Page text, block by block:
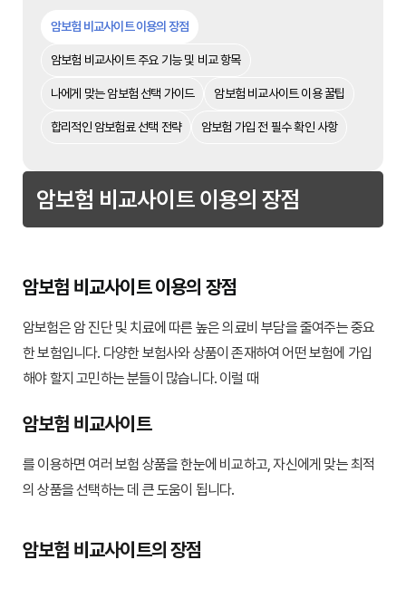
암보험 비교사이트 이용의 장점
암보험 비교사이트 주요 기능 및 비교 항목
나에게 맞는 암보험 선택 가이드 암보험 비교사이트 이용 꿀팁
합리적인 암보험료 선택 전략 암보험 가입 전 필수 확인 사항
암보험 비교사이트 이용의 장점
암보험 비교사이트 이용의 장점
암보험은 암 진단 및 치료에 따른 높은 의료비 부담을 줄여주는 중요
한 보험입니다. 다양한 보험사와 상품이 존재하여 어떤 보험에 가입
해야 할지 고민하는 분들이 많습니다. 이럴 때
암보험 비교사이트
를 이용하면 여러 보험 상품을 한눈에 비교하고, 자신에게 맞는 최적
의 상품을 선택하는 데 큰 도움이 됩니다.
암보험 비교사이트의 장점